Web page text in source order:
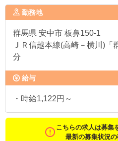
勤務地
群馬県 安中市 板鼻150-1
ＪＲ信越本線(高崎－横川)
分
給与
・時給1,122円～
こちらの求人は募集
最新の募集状況の